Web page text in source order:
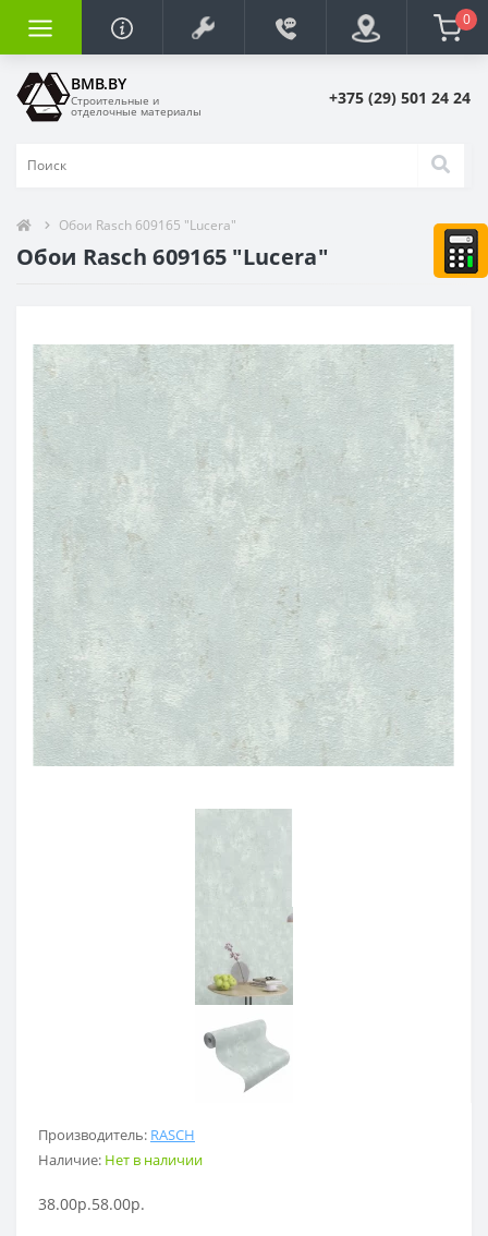
0
BMB.BY
Строительные и
отделочные материалы
+375 (29) 501 24 24
Обои Rasch 609165 "Lucera"
Обои Rasch 609165 "Lucera"
Производитель: RASCH
Наличие: Нет в наличии
38.00р.58.00р.